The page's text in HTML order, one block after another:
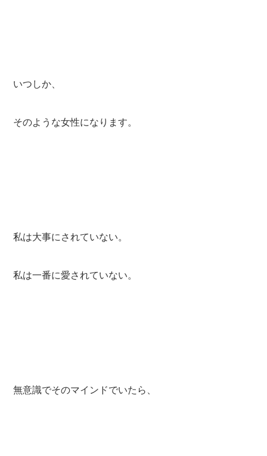
いつしか、
そのような女性になります。
私は大事にされていない。
私は一番に愛されていない。
無意識でそのマインドでいたら、